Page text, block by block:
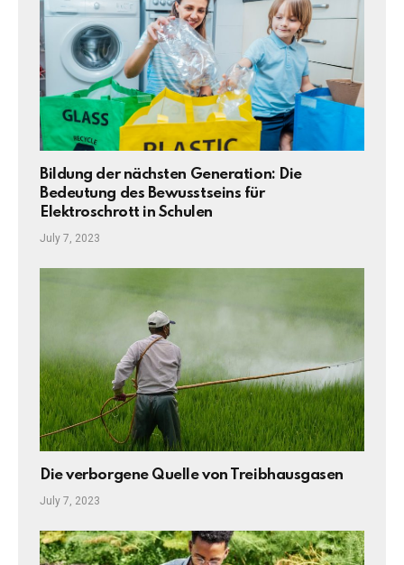
Bildung der nächsten Generation: Die
Bedeutung des Bewusstseins für
Elektroschrott in Schulen
July 7, 2023
Die verborgene Quelle von Treibhausgasen
July 7, 2023